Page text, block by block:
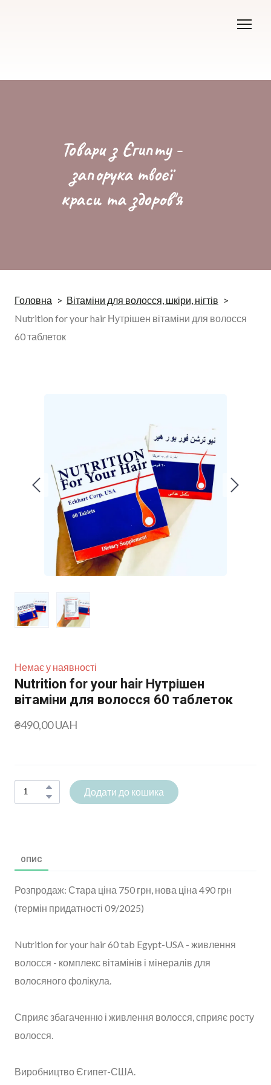
Товари з Єгипту -
запорука твоєї
краси та здоров'я
Головна
Вітаміни для волосся, шкіри, нігтів
Nutrition for your hair Нутрішен вітаміни для волосся
60 таблеток
Немає у наявності
Nutrition for your hair Нутрішен
вітаміни для волосся 60 таблеток
₴490,00 UAH
Додати до кошика
ОПИС
Розпродаж: Стара ціна 750 грн, нова ціна 490 грн
(термін придатності 09/2025)
Nutrition for your hair 60 tab Egypt-USA - живлення
волосся - комплекс вітамінів і мінералів для
волосяного фолікула.
Сприяє збагаченню і живлення волосся, сприяє росту
волосся.
Виробництво Єгипет-США.